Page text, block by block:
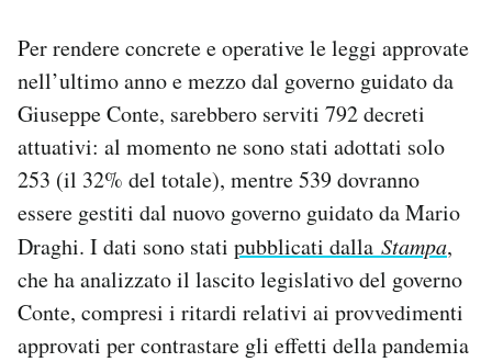
SHOP
CALENDARIO
AREA PERSONALE
Area Personale
Notifiche mobile
Regala il Post
Hai bisogno di aiuto?
Per rendere concrete e operative le leggi approvate
nell’ultimo anno e mezzo dal governo guidato da
Giuseppe Conte, sarebbero serviti 792 decreti
attuativi: al momento ne sono stati adottati solo
253 (il 32% del totale), mentre 539 dovranno
essere gestiti dal nuovo governo guidato da Mario
Draghi. I dati sono stati pubblicati dalla Stampa,
che ha analizzato il lascito legislativo del governo
Conte, compresi i ritardi relativi ai provvedimenti
approvati per contrastare gli effetti della pandemia